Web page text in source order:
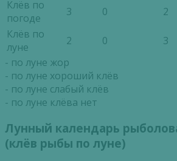
Клёв по
погоде
3 0 2
Клёв по
луне
2 0 3
- по луне жор
- по луне хороший клёв
- по луне слабый клёв
- по луне клёва нет
Лунный календарь
(клёв рыбы по луне)